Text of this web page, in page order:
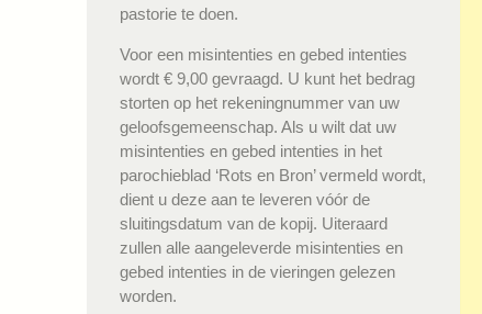
pastorie te doen.
Voor een misintenties en gebed intenties
wordt € 9,00 gevraagd. U kunt het bedrag
storten op het rekeningnummer van uw
geloofsgemeenschap. Als u wilt dat uw
misintenties en gebed intenties in het
parochieblad ‘Rots en Bron’ vermeld wordt,
dient u deze aan te leveren vóór de
sluitingsdatum van de kopij. Uiteraard
zullen alle aangeleverde misintenties en
gebed intenties in de vieringen gelezen
worden.